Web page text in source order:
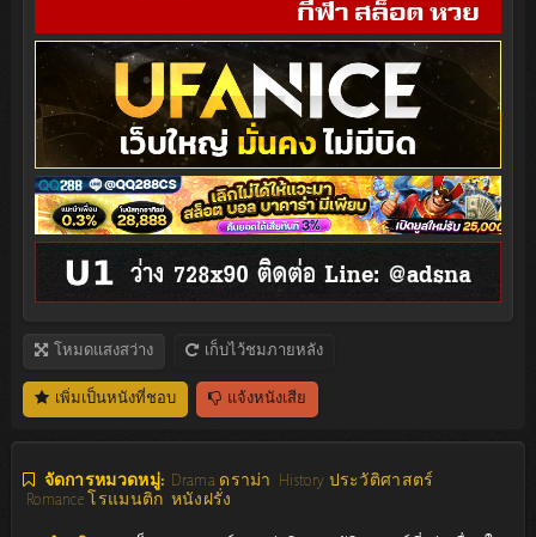
โหมดแสงสว่าง เก็บไว้ชมภายหลัง
เพิ่มเป็นหนังที่ชอบ แจ้งหนังเสีย
จัดการหมวดหมู่: Drama ดราม่า
History ประวัติศาสตร์
Romance โรแมนติก หนังฝรั่ง